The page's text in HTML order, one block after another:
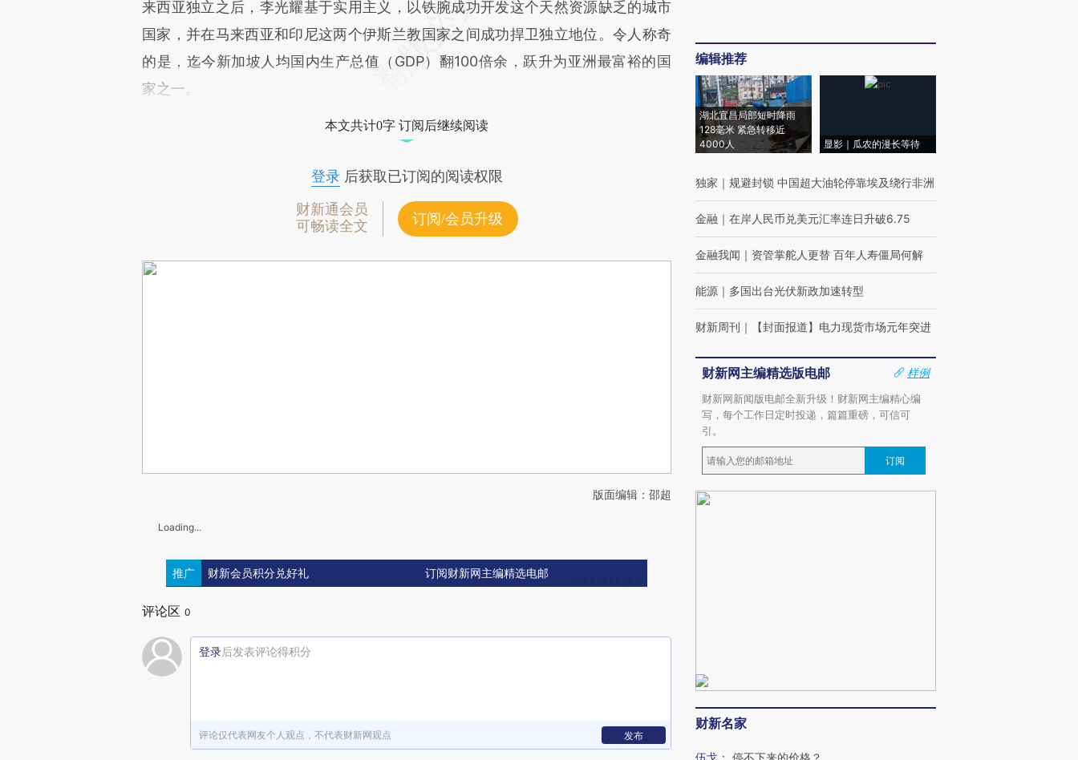
来西亚独立之后，李光耀基于实用主义，以铁腕成功开发这个天然资源缺乏的城市
国家，并在马来西亚和印尼这两个伊斯兰教国家之间成功捍卫独立地位。令人称奇
的是，迄今新加坡人均国内生产总值（GDP）翻100倍余，跃升为亚洲最富裕的国
家之一。
本文共计0字 订阅后继续阅读
登录后获取已订阅的阅读权限
财新通会员
可畅读全文
订阅/会员升级
版面编辑：邵超
Loading...
推广 财新会员积分兑好礼 订阅财新网主编精选电邮
评论区 0
登录后发表评论得积分
评论仅代表网友个人观点，不代表财新网观点 发布
编辑推荐
湖北宜昌局部短时降雨
128毫米 紧急转移近
4000人
显影｜瓜农的漫长等待
独家 ｜ 规避封锁 中国超大油轮停靠埃及绕行非洲
金融 ｜ 在岸人民币兑美元汇率连日升破6.75
金融我闻 ｜ 资管掌舵人更替 百年人寿僵局何解
能源 ｜ 多国出台光伏新政加速转型
财新周刊 ｜ 【封面报道】电力现货市场元年突进
财新网主编精选版电邮
样例
财新网新闻版电邮全新升级！财新网主编精心编
写，每个工作日定时投递，篇篇重磅，可信可
引。
订阅
财新名家
伍戈 ： 停不下来的价格？